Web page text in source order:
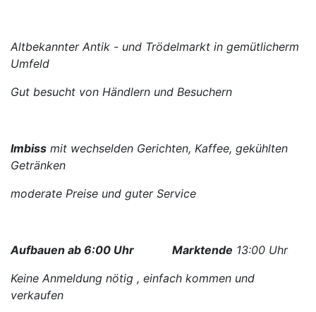
Altbekannter Antik - und Trödelmarkt in gemütlicherm
Umfeld
Gut besucht von Händlern und Besuchern
Imbiss mit wechselden Gerichten, Kaffee, gekühlten
Getränken
moderate Preise und guter Service
Aufbauen ab 6:00 Uhr Marktende 13:00 Uhr
Keine Anmeldung nötig , einfach kommen und
verkaufen